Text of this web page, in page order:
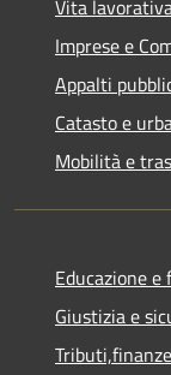
Vita
Imprese e
Appalti
Catasto e
Mobilità e
Educazione e
Giustizia e